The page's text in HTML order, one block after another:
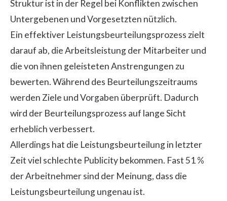
Struktur ist in der Regel bei Konflikten zwischen
Untergebenen und Vorgesetzten nützlich.
Ein effektiver Leistungsbeurteilungsprozess zielt
darauf ab, die Arbeitsleistung der Mitarbeiter und
die von ihnen geleisteten Anstrengungen zu
bewerten. Während des Beurteilungszeitraums
werden Ziele und Vorgaben überprüft. Dadurch
wird der Beurteilungsprozess auf lange Sicht
erheblich verbessert.
Allerdings hat die Leistungsbeurteilung in letzter
Zeit viel schlechte Publicity bekommen. Fast51 %
der Arbeitnehmersind der Meinung, dass die
Leistungsbeurteilung ungenau ist.